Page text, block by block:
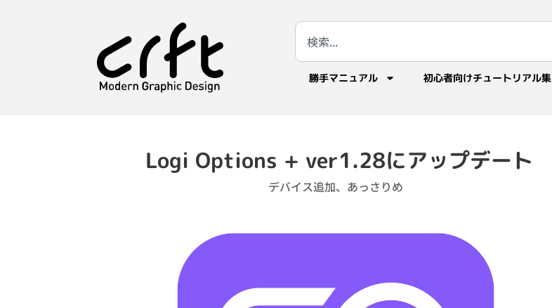
勝手マニュアル 初心者向けチュートリアル集
Logi Options + ver1.28にアップデート
デバイス追加、あっさりめ